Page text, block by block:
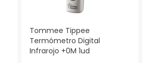
Tommee Tippee
Termómetro Digital
Infrarojo +0M 1ud